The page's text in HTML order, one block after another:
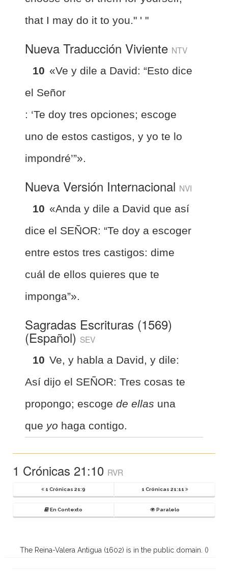
that I may do it to you." ' "
Nueva Traducción Viviente NTV
10 «Ve y dile a David: “Esto dice
el Señor
: ‘Te doy tres opciones; escoge
uno de estos castigos, y yo te lo
impondré’”».
Nueva Versión Internacional NVI
10 «Anda y dile a David que así
dice el SEÑOR: “Te doy a escoger
entre estos tres castigos: dime
cuál de ellos quieres que te
imponga”».
Sagradas Escrituras (1569)
(Español) SEV
10 Ve, y habla a David, y dile:
Así dijo el SEÑOR: Tres cosas te
propongo; escoge de ellas una
que yo haga contigo.
1 Crónicas 21:10 RVR
1 Crónicas 21:9 1 Crónicas 21:11
En Contexto Paralelo
The Reina-Valera Antigua (1602) is in the public domain. ()